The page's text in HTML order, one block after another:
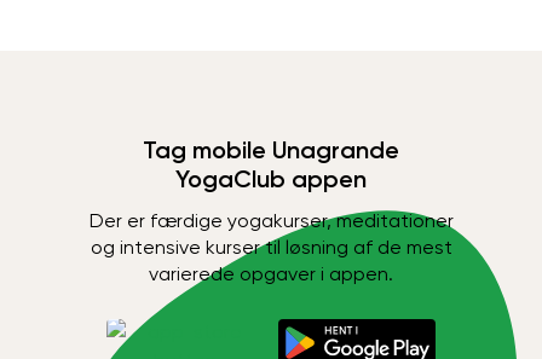
Tag mobile Unagrande
YogaClub appen
Der er færdige yogakurser, meditationer
og intensive kurser til løsning af de mest
varierede opgaver i appen.